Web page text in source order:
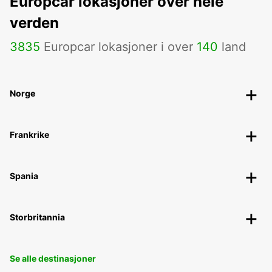
verden
3835 Europcar lokasjoner i over 140 land
Norge
Frankrike
Spania
Storbritannia
Se alle destinasjoner